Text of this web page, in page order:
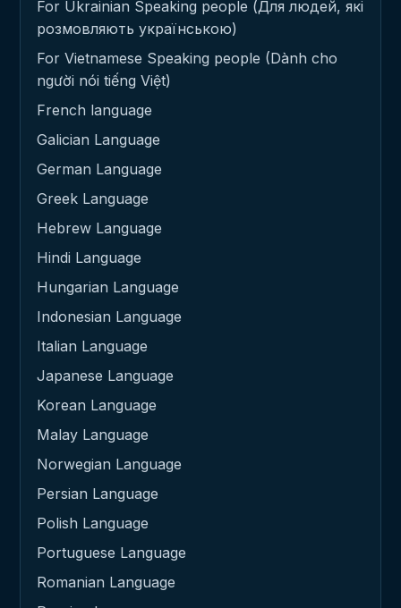
For Ukrainian Speaking people (Для людей, які
розмовляють українською)
For Vietnamese Speaking people (Dành cho
người nói tiếng Việt)
French language
Galician Language
German Language
Greek Language
Hebrew Language
Hindi Language
Hungarian Language
Indonesian Language
Italian Language
Japanese Language
Korean Language
Malay Language
Norwegian Language
Persian Language
Polish Language
Portuguese Language
Romanian Language